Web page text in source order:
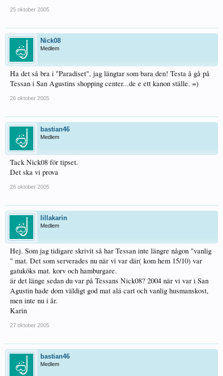
25 oktober 2005
Nick08
Medlem
Ha det så bra i "Paradiset", jag längtar som bara den! Testa å gå på
Tessan i San Agustins shopping center...de e ett kanon ställe. =)
26 oktober 2005
bastian46
Medlem
Tack Nick08 för tipset.
Det ska vi prova
26 oktober 2005
lillakarin
Medlem
Hej. Som jag tidigare skrivit så har Tessan inte längre någon "vanlig
" mat. Det som serverades nu när vi var där( kom hem 15/10) var
gatuköks mat. korv och hamburgare.
är det länge sedan du var på Tessans Nick08? 2004 när vi var i San
Agustin hade dom väldigt god mat alá cart och vanlig husmanskost,
men inte nu i år.
Karin
27 oktober 2005
bastian46
Medlem